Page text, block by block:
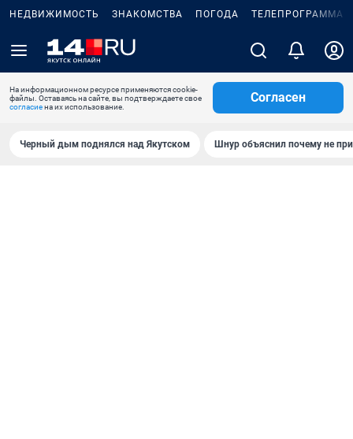
НЕДВИЖИМОСТЬ ЗНАКОМСТВА ПОГОДА ТЕЛЕПРОГРАММА
На информационном ресурсе применяются cookie-
файлы. Оставаясь на сайте, вы подтверждаете свое
согласиена их использование.
Согласен
Черный дым поднялся над Якутском Шнур объяснил почему не